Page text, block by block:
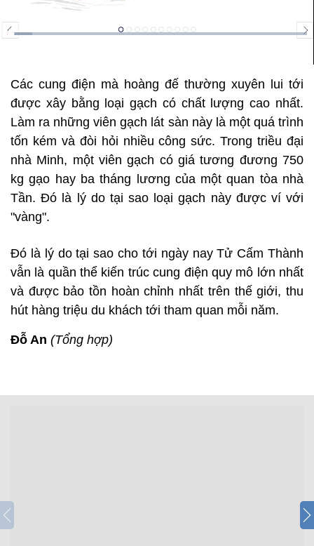
Các cung điện mà hoàng đế thường xuyên lui tới
được xây bằng loại gạch có chất lượng cao nhất.
Làm ra những viên gạch lát sàn này là một quá trình
tốn kém và đòi hỏi nhiều công sức. Trong triều đại
nhà Minh, một viên gạch có giá tương đương 750
kg gạo hay ba tháng lương của một quan tòa nhà
Tần. Đó là lý do tại sao loại gạch này được ví với
"vàng".
Đó là lý do tại sao cho tới ngày nay Tử Cấm Thành
vẫn là quần thể kiến trúc cung điện quy mô lớn nhất
và được bảo tồn hoàn chỉnh nhất trên thế giới, thu
hút hàng triệu du khách tới tham quan mỗi năm.
Đỗ An (Tổng hợp)